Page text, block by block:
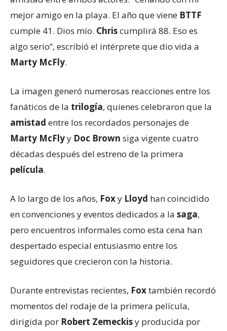
mejor amigo en la playa. El año que viene BTTF
cumple 41. Dios mío. Chriscumplirá 88. Eso es
algo serio”, escribió el intérprete que dio vida a
Marty McFly.
La imagen generó numerosas reacciones entre los
fanáticos de la trilogía, quienes celebraron que la
amistad entre los recordados personajes de
Marty McFlyy Doc Brown siga vigente cuatro
décadas después del estreno de la primera
película.
A lo largo de los años, Foxy Lloyd han coincidido
en convenciones y eventos dedicados a la saga,
pero encuentros informales como esta cena han
despertado especial entusiasmo entre los
seguidores que crecieron con la historia.
Durante entrevistas recientes, Foxtambién recordó
momentos del rodaje de la primera película,
dirigida por Robert Zemeckisy producida por